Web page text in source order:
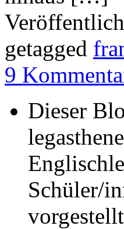
getagged
9
Dieser
Schüler/